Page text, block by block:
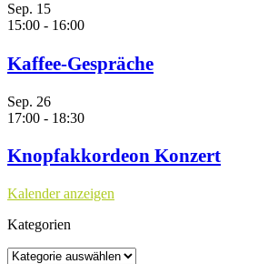
Sep. 15
15:00 - 16:00
Kaffee-Gespräche
Sep. 26
17:00 - 18:30
Knopfakkordeon Konzert
Kalender anzeigen
Kategorien
Kategorien